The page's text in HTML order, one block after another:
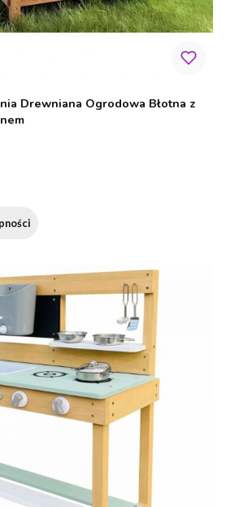
Drewniana Ogrodowa Błotna z